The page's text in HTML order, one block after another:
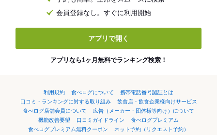
会員登録なし。すぐに利用開始
アプリで開く
アプリなら1ヶ月無料でランキング検索！
利用規約 食べログについて
携帯電話番号認証とは
口コミ・ランキングに対する取り組み
飲食店・飲食企業様向けサービス
食べログ店舗会員について
広告（メーカー・団体様等向け）について
機能改善要望
口コミガイドライン
食べログプレミアム
食べログプレミアム無料クーポン
ネット予約（リクエスト予約）